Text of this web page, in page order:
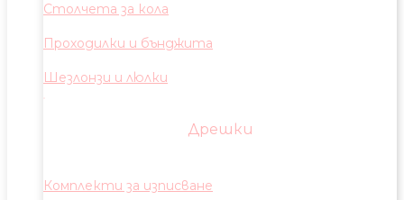
Столчета за кола
Проходилки и бънджита
Шезлонзи и люлки
Дрешки
Комплекти за изписване